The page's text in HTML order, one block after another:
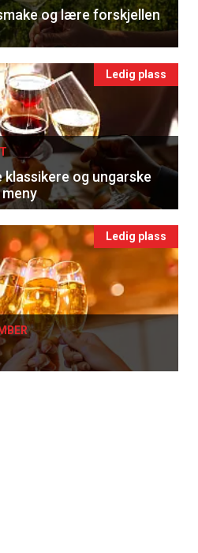
og lære forskjellen
Ledig plass
klassikere og ungarske
Ledig plass